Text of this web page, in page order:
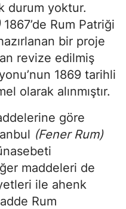
durum yoktur.
1867’de Rum Patriği
bir proje
revize edilmiş
1869 tarihli
olarak alınmıştır.
göre
(Fener Rum)
maddeleri de
ile ahenk
Rum